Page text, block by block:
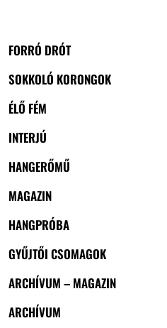
FORRÓ DRÓT
SOKKOLÓ KORONGOK
ÉLŐ FÉM
INTERJÚ
HANGERŐMŰ
MAGAZIN
HANGPRÓBA
GYŰJTŐI CSOMAGOK
ARCHÍVUM – MAGAZIN
ARCHÍVUM